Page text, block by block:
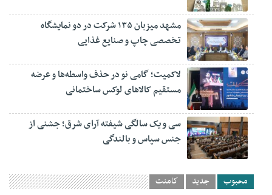
مشهد میزبان ۱۳۵ شرکت در دو نمایشگاه
تخصصی چاپ و صنایع غذایی
لاکمیت؛ گامی نو در حذف واسطه‌ها و عرضه
مستقیم کالاهای لوکس ساختمانی
سی و یک سالگی شیفته آرای شرق؛ جشنی از
جنس سپاس و بالندگی
محبوب جدید کامنت